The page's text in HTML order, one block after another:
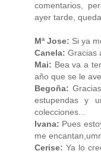
comentarios,
ayer tarde,
Mª Jose: Si ya
Canela: Gracias
Mai: Bea va a
año que se le
Begoña:
estupendas y
colecciones...
Ivana: Pues
me
Cerise: Ya lo